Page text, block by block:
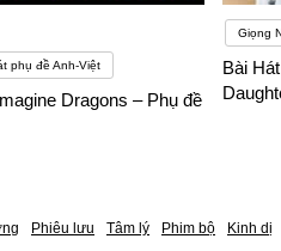
phụ đề Anh-Việt
Dragons – Phụ đề
Giọng
Bài
Phiêu lưu Tâm lý Phim bộ Kinh dị